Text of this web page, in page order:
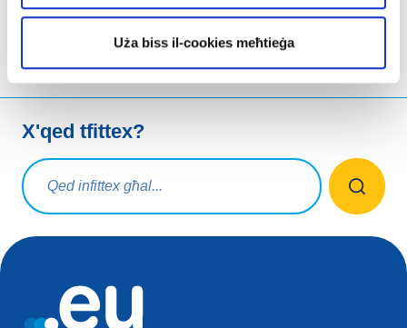
Uża biss il-cookies meħtieġa
X'qed tfittex?
Mistoqsijiet ta' tfittxija